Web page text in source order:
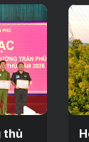
thủ